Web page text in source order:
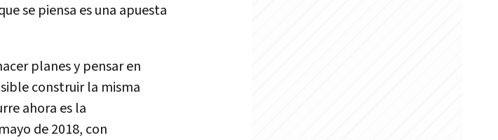
se piensa es una apuesta
planes y pensar en
construir la misma
ahora es la
de 2018, con